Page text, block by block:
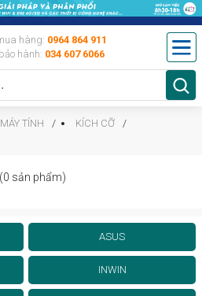
hàng: 0964 864 911
hành: 034 607 6066
TÍNH
KÍCH CỠ
(0 sản phẩm)
ASUS
INWIN